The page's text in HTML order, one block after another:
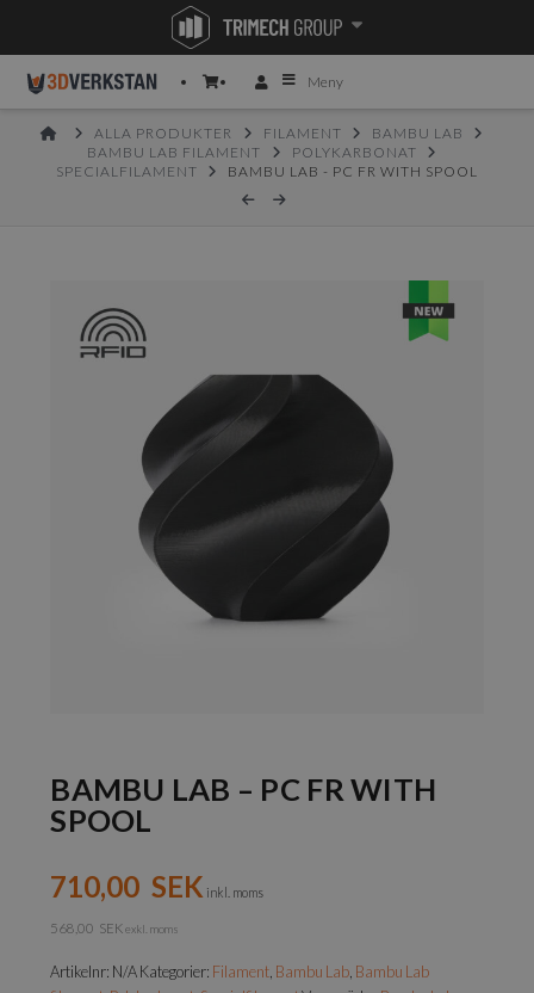
Meny
HOMEALLA PRODUKTER FILAMENT
BAMBU LAB
BAMBU LAB FILAMENT
POLYKARBONAT
SPECIALFILAMENT
BAMBU LAB - PC FR WITH SPOOL
BAMBU LAB – PC FR WITH
SPOOL
710,00 SEK inkl. moms
568,00 SEK exkl. moms
Artikelnr: N/AKategorier: Filament Bambu Lab Bambu Lab